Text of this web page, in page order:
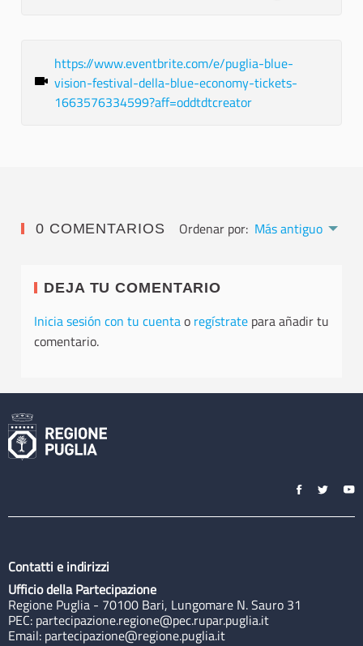
https://www.eventbrite.com/e/puglia-blue-
vision-festival-della-blue-economy-tickets-
1663576334599?aff=oddtdtcreator
0 COMENTARIOS Ordenar por: Más antiguo
DEJA TU COMENTARIO
Inicia sesión con tu cuentao regístrate para añadir tu
comentario.
Contatti e indirizzi
Ufficio della Partecipazione
Regione Puglia - 70100 Bari, Lungomare N. Sauro 31
PEC: partecipazione.regione@pec.rupar.puglia.it
Email: partecipazione@regione.puglia.it